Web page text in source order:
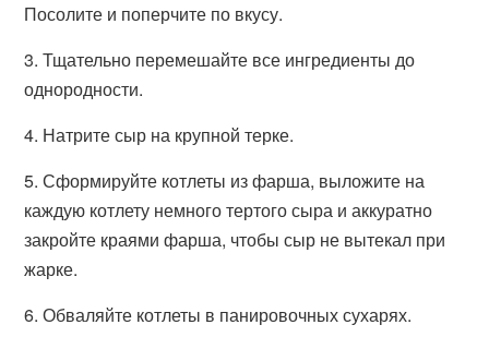
Посолите и поперчите по вкусу.
3. Тщательно перемешайте все ингредиенты до
однородности.
4. Натрите сыр на крупной терке.
5. Сформируйте котлеты из фарша, выложите на
каждую котлету немного тертого сыра и аккуратно
закройте краями фарша, чтобы сыр не вытекал при
жарке.
6. Обваляйте котлеты в панировочных сухарях.